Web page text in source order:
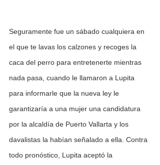
Seguramente fue un sábado cualquiera en
el que te lavas los calzones y recoges la
caca del perro para entretenerte mientras
nada pasa, cuando le llamaron a Lupita
para informarle que la nueva ley le
garantizaría a una mujer una candidatura
por la alcaldía de Puerto Vallarta y los
davalistas la habían señalado a ella. Contra
todo pronóstico, Lupita aceptó la